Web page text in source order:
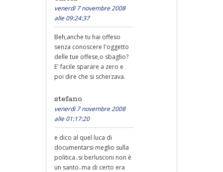
venerdì 7 novembre 2008
alle 09:24:37
Beh,anche tu hai offeso
senza conoscere l'oggetto
delle tue offese,o sbaglio?
E' facile sparare a zero e
poi dire che si scherzava.
stefano
venerdì 7 novembre 2008
alle 01:17:20
e dico al quel luca di
documentarsi meglio sulla
politica..si berlusconi non è
un santo..ma di certo era